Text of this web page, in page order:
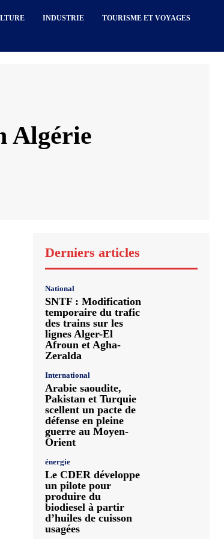
INDUSTRIE TOURISME ET VOYAGES
Algérie
Derniers articles
National
SNTF : Modification
temporaire du trafic
des trains sur les
lignes Alger-El
Afroun et Agha-
Zeralda
International
Arabie saoudite,
Pakistan et Turquie
scellent un pacte de
défense en pleine
guerre au Moyen-
Orient
énergie
Le CDER développe
un pilote pour
produire du
biodiesel à partir
d’huiles de cuisson
usagées